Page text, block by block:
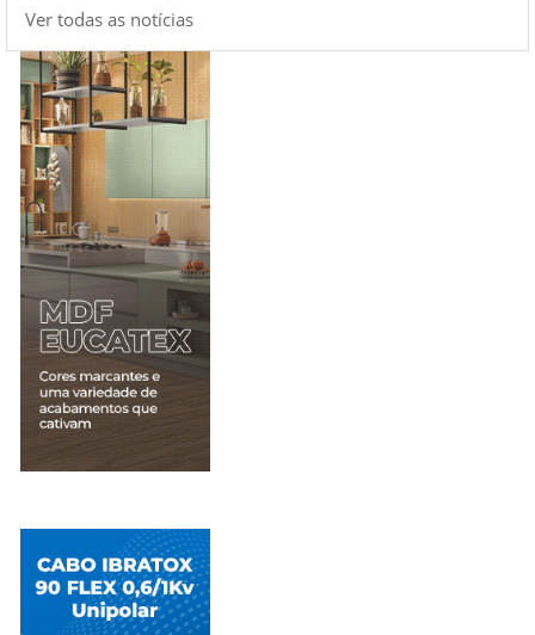
Ver todas as notícias